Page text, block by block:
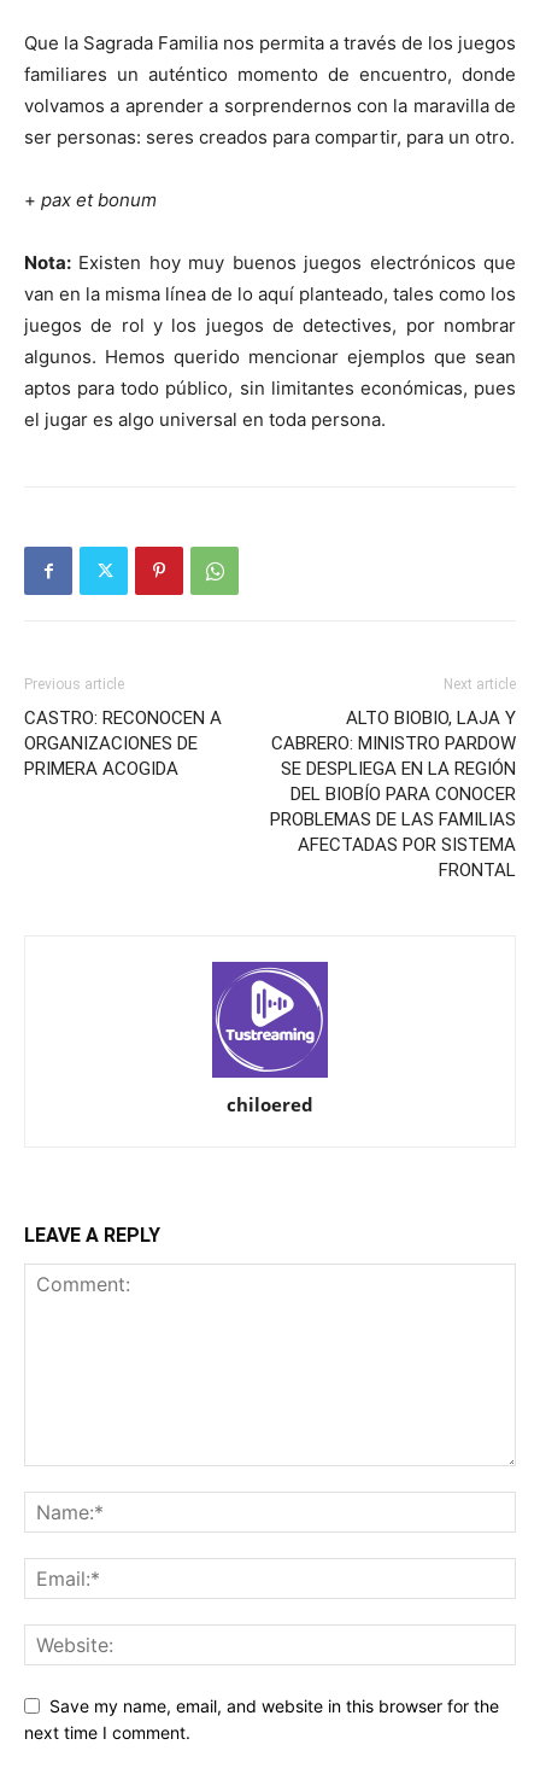
Que la Sagrada Familia nos permita a través de los juegos
familiares un auténtico momento de encuentro, donde
volvamos a aprender a sorprendernos con la maravilla de
ser personas: seres creados para compartir, para un otro.
+ pax et bonum
Nota: Existen hoy muy buenos juegos electrónicos que
van en la misma línea de lo aquí planteado, tales como los
juegos de rol y los juegos de detectives, por nombrar
algunos. Hemos querido mencionar ejemplos que sean
aptos para todo público, sin limitantes económicas, pues
el jugar es algo universal en toda persona.
Previous article
CASTRO: RECONOCEN A
ORGANIZACIONES DE
PRIMERA ACOGIDA
Next article
ALTO BIOBIO, LAJA Y
CABRERO: MINISTRO PARDOW
SE DESPLIEGA EN LA REGIÓN
DEL BIOBÍO PARA CONOCER
PROBLEMAS DE LAS FAMILIAS
AFECTADAS POR SISTEMA
FRONTAL
chiloered
LEAVE A REPLY
Save my name, email, and website in this browser for the
next time I comment.